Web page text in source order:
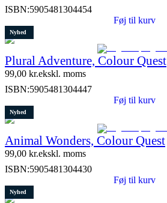
ISBN:5905481304454
Føj til kurv
Nyhed
Plural Adventure, Colour Quest
99,00 kr.ekskl. moms
ISBN:5905481304447
Føj til kurv
Nyhed
Animal Wonders, Colour Quest
99,00 kr.ekskl. moms
ISBN:5905481304430
Føj til kurv
Nyhed